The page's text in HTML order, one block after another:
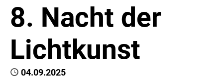
8. Nacht der
Lichtkunst
Published
04.09.2025